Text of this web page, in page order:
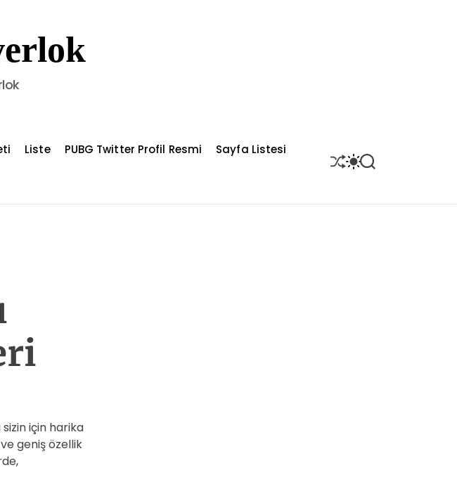
Liste PUBG Twitter Profil Resmi
Sayfa Listesi
S
H
S
W
S
E
için harika
geniş özellik